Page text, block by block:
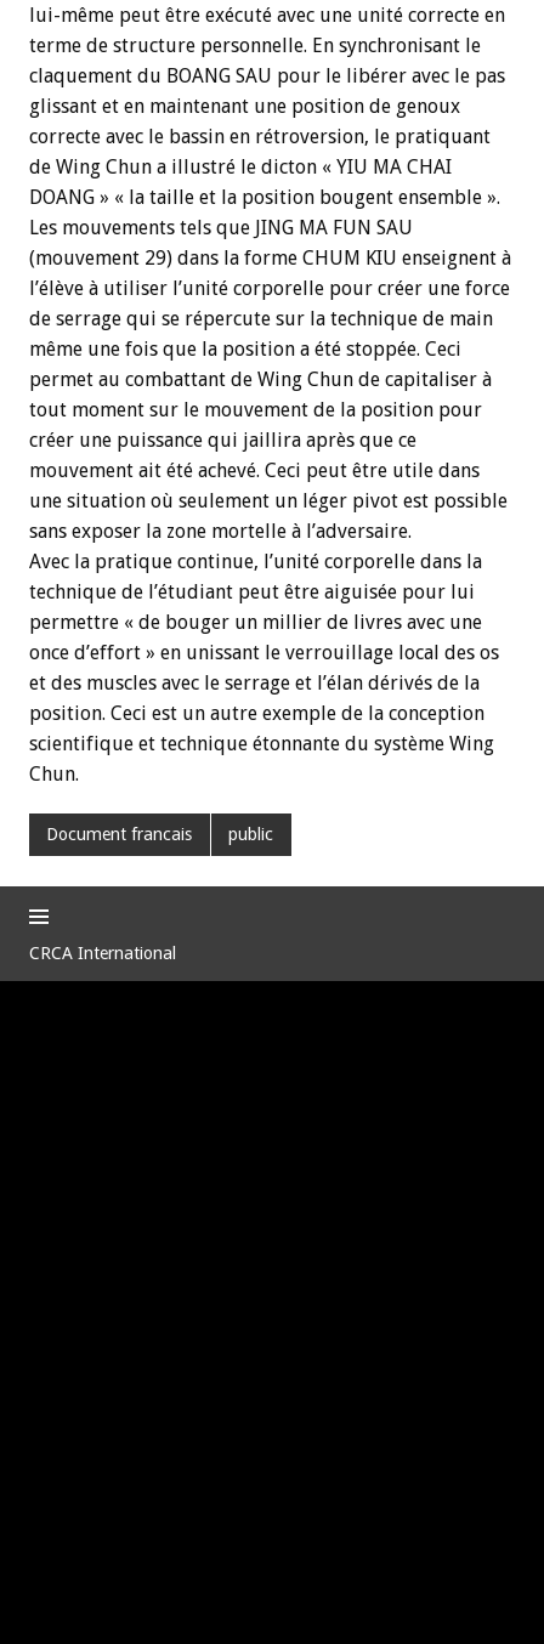
lui-même peut être exécuté avec une unité correcte en
terme de structure personnelle. En synchronisant le
claquement du BOANG SAU pour le libérer avec le pas
glissant et en maintenant une position de genoux
correcte avec le bassin en rétroversion, le pratiquant
de Wing Chun a illustré le dicton « YIU MA CHAI
DOANG » « la taille et la position bougent ensemble ».
Les mouvements tels que JING MA FUN SAU
(mouvement 29) dans la forme CHUM KIU enseignent à
l’élève à utiliser l’unité corporelle pour créer une force
de serrage qui se répercute sur la technique de main
même une fois que la position a été stoppée. Ceci
permet au combattant de Wing Chun de capitaliser à
tout moment sur le mouvement de la position pour
créer une puissance qui jaillira après que ce
mouvement ait été achevé. Ceci peut être utile dans
une situation où seulement un léger pivot est possible
sans exposer la zone mortelle à l’adversaire.
Avec la pratique continue, l’unité corporelle dans la
technique de l’étudiant peut être aiguisée pour lui
permettre « de bouger un millier de livres avec une
once d’effort » en unissant le verrouillage local des os
et des muscles avec le serrage et l’élan dérivés de la
position. Ceci est un autre exemple de la conception
scientifique et technique étonnante du système Wing
Chun.
Document francais public
CRCA International